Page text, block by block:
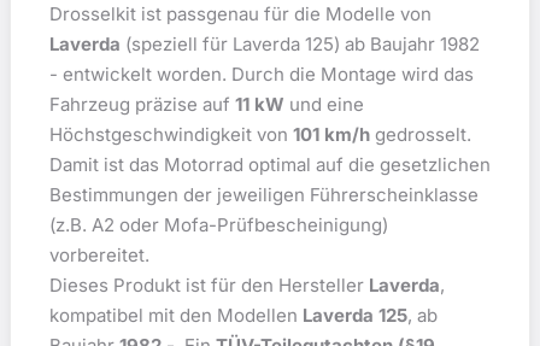
Drosselkit ist passgenau für die Modelle von
Laverda (speziell für Laverda 125) ab Baujahr 1982
- entwickelt worden. Durch die Montage wird das
Fahrzeug präzise auf 11 kW und eine
Höchstgeschwindigkeit von 101 km/h gedrosselt.
Damit ist das Motorrad optimal auf die gesetzlichen
Bestimmungen der jeweiligen Führerscheinklasse
(z.B. A2 oder Mofa-Prüfbescheinigung)
vorbereitet.
Dieses Produkt ist für den Hersteller Laverda,
kompatibel mit den Modellen Laverda 125, ab